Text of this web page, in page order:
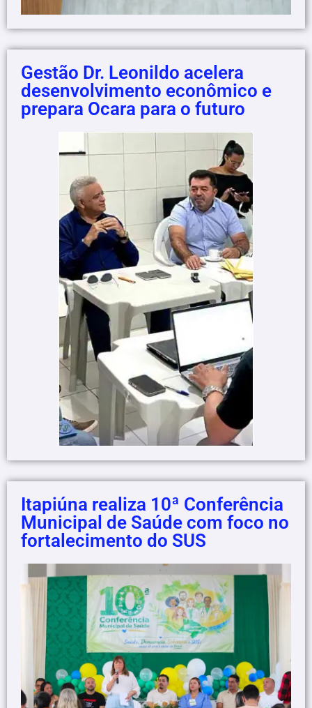
Gestão Dr. Leonildo acelera
desenvolvimento econômico e
prepara Ocara para o futuro
Itapiúna realiza 10ª Conferência
Municipal de Saúde com foco no
fortalecimento do SUS